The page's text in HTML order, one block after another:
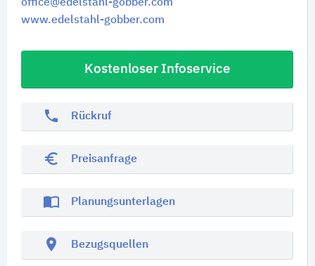
office@edelstahl-gobber.com
www.edelstahl-gobber.com
Kostenloser Infoservice
phone Rückruf
euro_symbol Preisanfrage
import_contacts Planungsunterlagen
location_on Bezugsquellen